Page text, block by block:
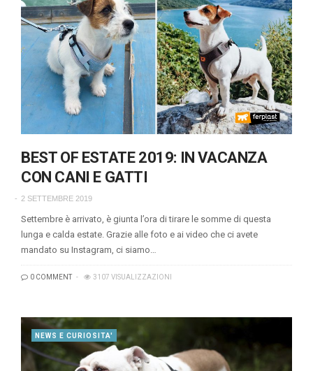
BEST OF ESTATE 2019: IN VACANZA
CON CANI E GATTI
2 SETTEMBRE 2019
Settembre è arrivato, è giunta l’ora di tirare le somme di questa
lunga e calda estate. Grazie alle foto e ai video che ci avete
mandato su Instagram, ci siamo…
0 COMMENT 3107 VISUALIZZAZIONI
NEWS E CURIOSITA'